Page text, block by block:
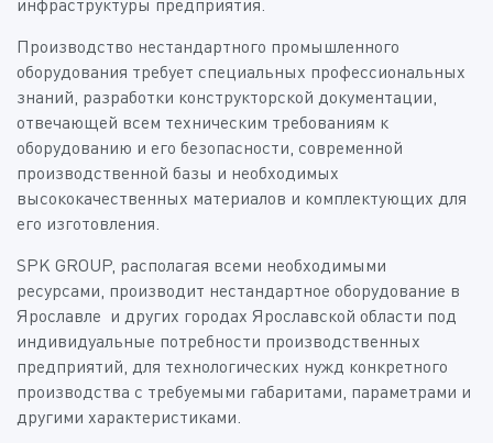
Производство нестандартного промышленного
оборудования требует специальных профессиональных
знаний, разработки конструкторской документации,
отвечающей всем техническим требованиям к
оборудованию и его безопасности, современной
производственной базы и необходимых
высококачественных материалов и комплектующих для
его изготовления.
SPK GROUP, располагая всеми необходимыми
ресурсами, производит нестандартное оборудование в
Ярославле и других городах Ярославской области под
индивидуальные потребности производственных
предприятий, для технологических нужд конкретного
производства с требуемыми габаритами, параметрами и
другими характеристиками.